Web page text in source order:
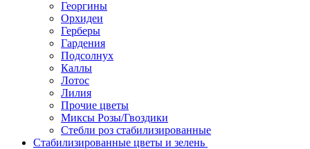
Георгины
Орхидеи
Герберы
Гардения
Подсолнух
Каллы
Лотос
Лилия
Прочие цветы
Миксы Розы/Гвоздики
Стебли роз стабилизированные
Стабилизированные цветы и зелень